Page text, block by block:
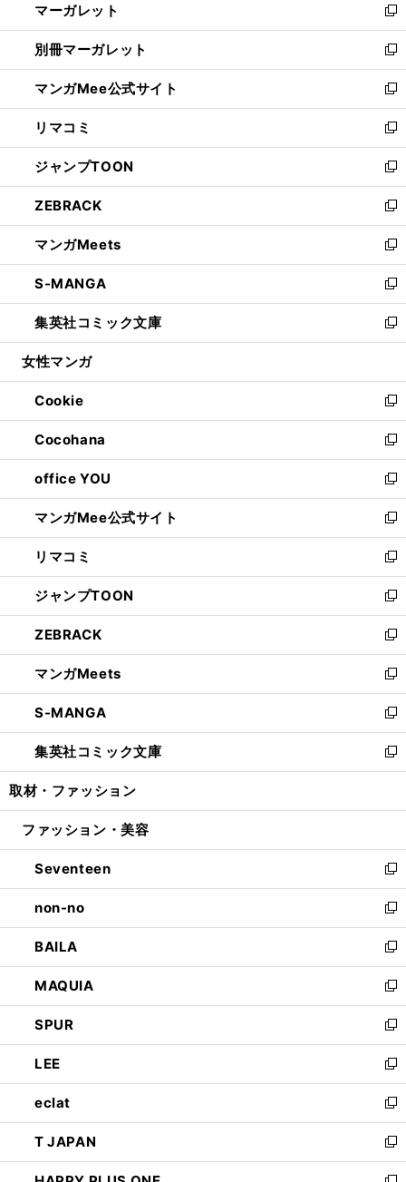
く
で
開
く
ド
ウ
で
開
く
い
ウ
ィ
ン
ド
ウ
で
開
く
マーガレット
新
し
い
ウ
ィ
ン
ド
ウ
で
開
く
別冊マーガレット
新
し
い
ウ
ィ
ン
ド
ウ
で
開
く
マンガMee公式サイト
新
し
い
ウ
ィ
ン
ド
ウ
で
開
く
リマコミ
新
し
い
ウ
ィ
ン
ド
ウ
で
開
く
ジャンプTOON
新
し
い
ウ
ィ
ン
ド
ウ
で
開
ZEBRACK
新
し
い
ウ
ィ
ン
ド
ウ
開
く
マンガMeets
新
し
い
ウ
ィ
ン
ウ
で
開
く
S-MANGA
新
し
い
ウ
ン
ド
ウ
で
開
く
集英社コミック文庫
新
し
ウ
ィ
ン
ド
ウ
で
開
く
女性マンガ
Cookie
新
し
い
ウ
ィ
ン
ド
ウ
で
開
く
Cocohana
新
し
い
ウ
ィ
ン
ド
ウ
で
開
く
office YOU
新
し
い
ウ
ィ
ン
ド
ウ
で
開
く
マンガMee公式サイト
新
し
い
ウ
ィ
ン
ド
ウ
で
開
く
リマコミ
新
し
い
ウ
ィ
ン
ド
ウ
で
開
く
ジャンプTOON
新
し
い
ウ
ィ
ン
ド
ウ
で
開
ZEBRACK
新
し
い
ウ
ィ
ン
ド
ウ
開
マンガMeets
新
し
い
ウ
ィ
ン
ウ
開
く
S-MANGA
新
し
い
ウ
ン
ウ
で
開
く
集英社コミック文庫
新
し
ウ
ン
ド
ウ
で
開
く
取材・ファッション
ファッション・美容
Seventeen
新
し
い
ウ
ィ
ン
ド
ウ
で
開
く
non-no
新
し
い
ウ
ィ
ン
ド
ウ
で
開
く
BAILA
新
し
い
ウ
ィ
ン
ド
ウ
で
開
く
MAQUIA
新
し
い
ウ
ィ
ン
ド
ウ
で
開
SPUR
新
し
い
ウ
ィ
ン
ド
ウ
LEE
新
し
い
ウ
ィ
ン
eclat
新
し
い
ウ
T JAPAN
新
し